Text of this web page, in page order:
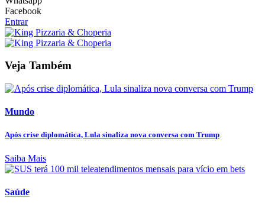
Facebook
Entrar
Veja Também
Mundo
Após crise diplomática, Lula sinaliza nova conversa com Trump
Saiba Mais
Saúde